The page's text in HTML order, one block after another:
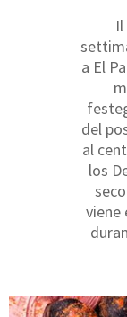
a El
del
al
los
viene